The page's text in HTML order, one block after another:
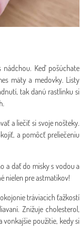
Keď pošúchate
mäty a medovky. Listy
tak danú rastlinku si
a liečiť si svoje nošteky.
a pomôcť preliečeniu
a dať do misky s vodou a
nielen pre astmatikov!
tráviacich ťažkostí
Znižuje cholesterol,
použitie, kedy si